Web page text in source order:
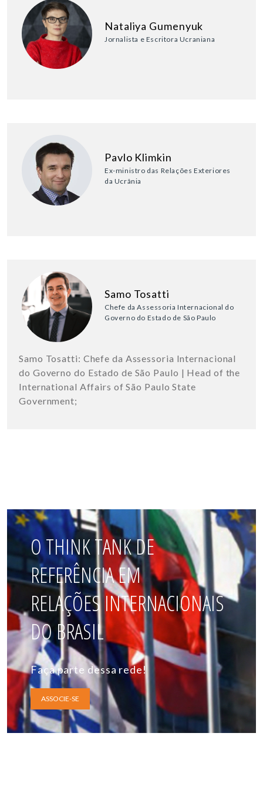
Nataliya Gumenyuk
Jornalista e Escritora Ucraniana
Pavlo Klimkin
Ex-ministro das Relações Exteriores
da Ucrânia
Samo Tosatti
Chefe da Assessoria Internacional do
Governo do Estado de São Paulo
Samo Tosatti: Chefe da Assessoria Internacional
do Governo do Estado de São Paulo | Head of the
International Affairs of São Paulo State
Government;
O THINK TANK DE
REFERÊNCIA EM
RELAÇÕES INTERNACIONAIS
DO BRASIL
Faça parte dessa rede!
ASSOCIE-SE